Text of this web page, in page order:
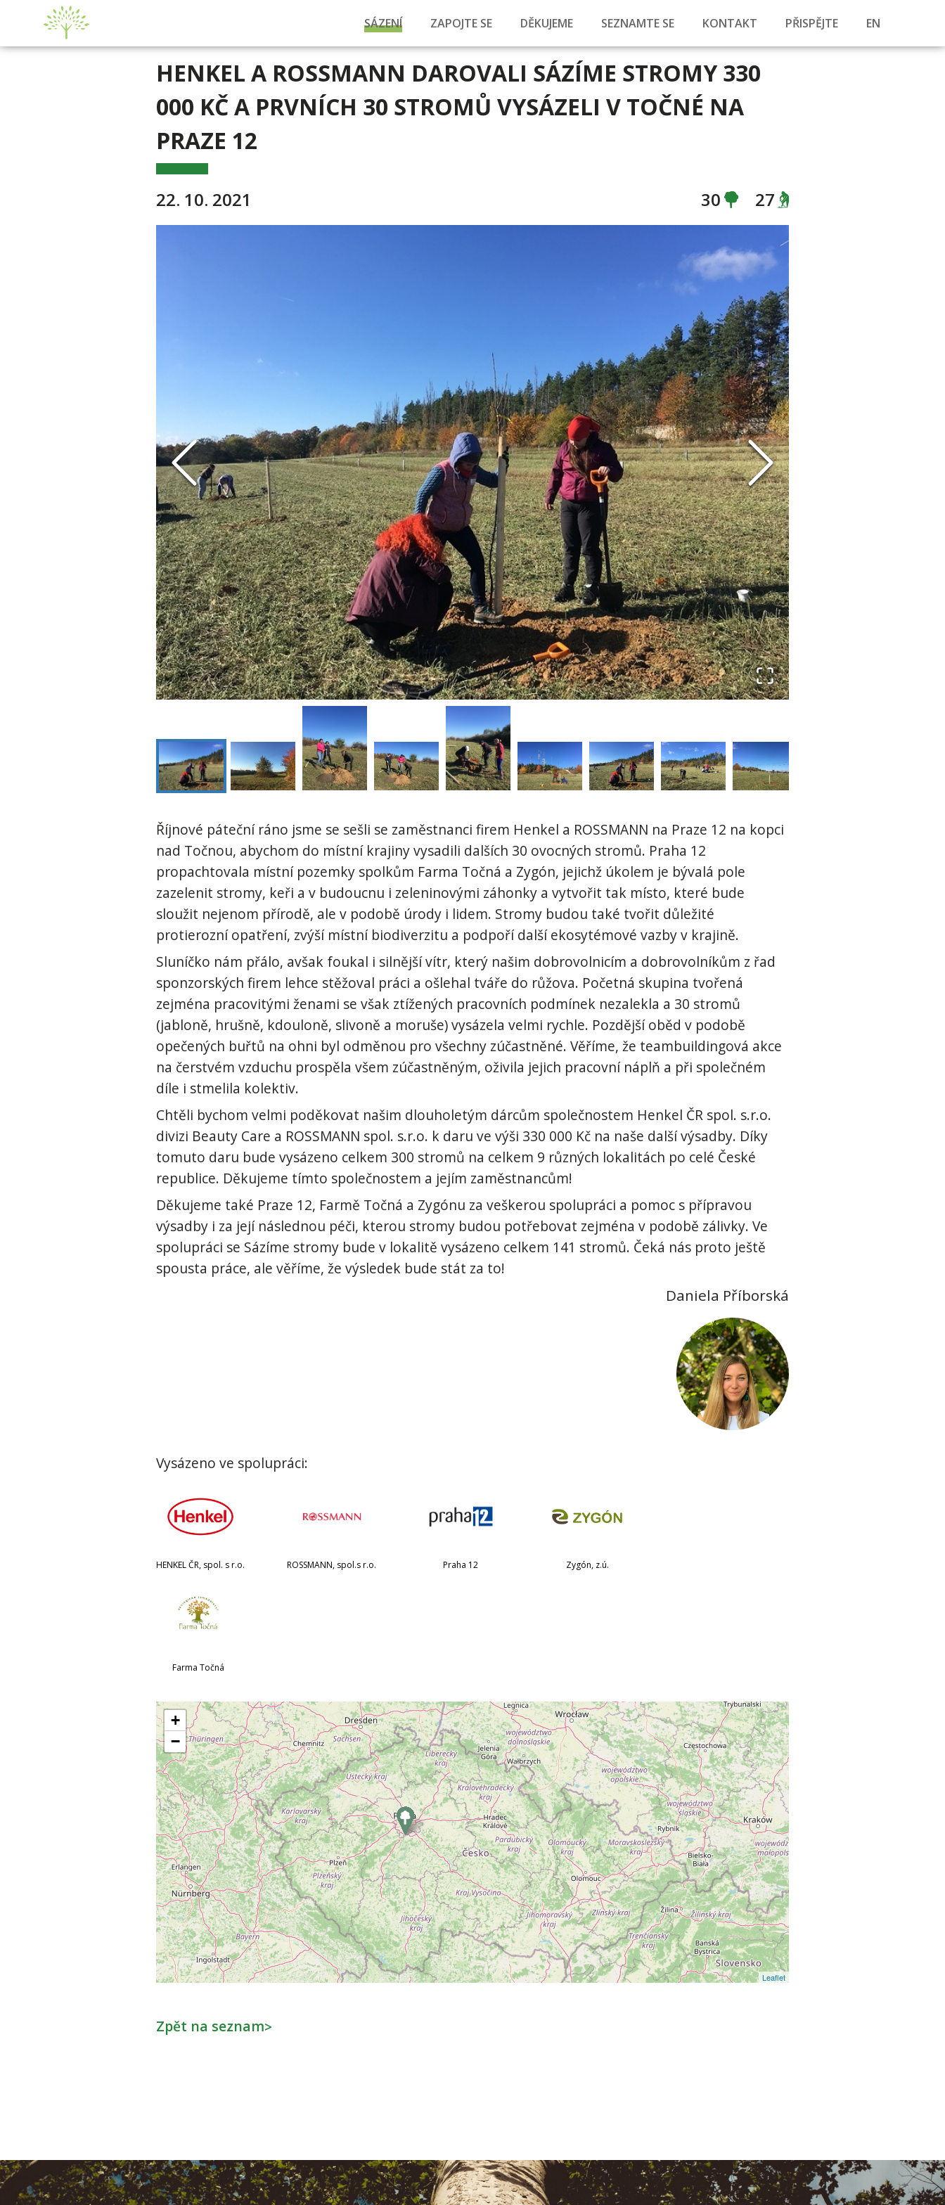
SÁZENÍ ZAPOJTE SE DĚKUJEME SEZNAMTE SE KONTAKT PŘISPĚJTE EN
HENKEL A ROSSMANN DAROVALI SÁZÍME STROMY 330
000 KČ A PRVNÍCH 30 STROMŮ VYSÁZELI V TOČNÉ NA
PRAZE 12
22. 10. 2021 30 27
Říjnové páteční ráno jsme se sešli se zaměstnanci firem Henkel a ROSSMANN na Praze 12 na kopci
nad Točnou, abychom do místní krajiny vysadili dalších 30 ovocných stromů. Praha 12
propachtovala místní pozemky spolkům Farma Točná a Zygón, jejichž úkolem je bývalá pole
zazelenit stromy, keři a v budoucnu i zeleninovými záhonky a vytvořit tak místo, které bude
sloužit nejenom přírodě, ale v podobě úrody i lidem. Stromy budou také tvořit důležité
protierozní opatření, zvýší místní biodiverzitu a podpoří další ekosytémové vazby v krajině.
Sluníčko nám přálo, avšak foukal i silnější vítr, který našim dobrovolnicím a dobrovolníkům z řad
sponzorských firem lehce stěžoval práci a ošlehal tváře do růžova. Početná skupina tvořená
zejména pracovitými ženami se však ztížených pracovních podmínek nezalekla a 30 stromů
(jabloně, hrušně, kdouloně, slivoně a moruše) vysázela velmi rychle. Pozdější oběd v podobě
opečených buřtů na ohni byl odměnou pro všechny zúčastněné. Věříme, že teambuildingová akce
na čerstvém vzduchu prospěla všem zúčastněným, oživila jejich pracovní náplň a při společném
díle i stmelila kolektiv.
Chtěli bychom velmi poděkovat našim dlouholetým dárcům společnostem Henkel ČR spol. s.r.o.
divizi Beauty Care a ROSSMANN spol. s.r.o. k daru ve výši 330 000 Kč na naše další výsadby. Díky
tomuto daru bude vysázeno celkem 300 stromů na celkem 9 různých lokalitách po celé České
republice. Děkujeme tímto společnostem a jejím zaměstnancům!
Děkujeme také Praze 12, Farmě Točná a Zygónu za veškerou spolupráci a pomoc s přípravou
výsadby i za její následnou péči, kterou stromy budou potřebovat zejména v podobě zálivky. Ve
spolupráci se Sázíme stromy bude v lokalitě vysázeno celkem 141 stromů. Čeká nás proto ještě
spousta práce, ale věříme, že výsledek bude stát za to!
Daniela Příborská
Vysázeno ve spolupráci:
HENKEL ČR, spol. s r.o. ROSSMANN, spol.s r.o. Praha 12 Zygón, z.ú.
Farma Točná
+
−
Leaflet
Zpět na seznam>